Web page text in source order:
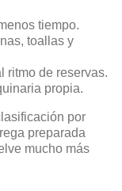
tiempo.
toallas y
ritmo de reservas.
propia.
por
preparada
mucho más